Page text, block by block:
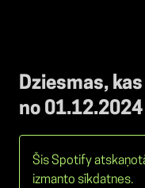
Dziesmas,
no
Šis Spotify
izmanto sīkdatnes.